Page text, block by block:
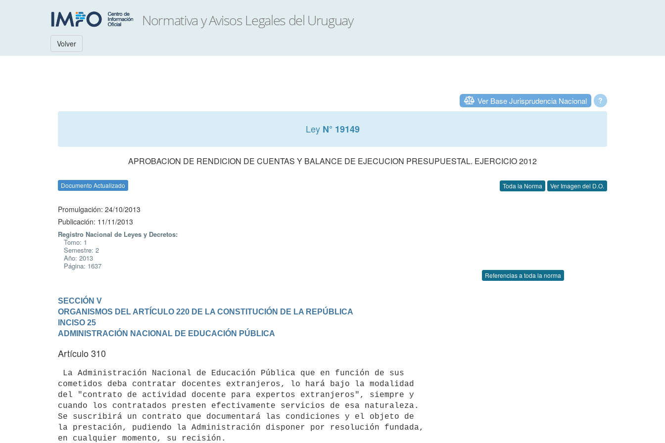
Volver
?
Ver Base Jurisprudencia Nacional
Ley N° 19149
APROBACION DE RENDICION DE CUENTAS Y BALANCE DE EJECUCION PRESUPUESTAL. EJERCICIO 2012
Documento Actualizado Toda la Norma Ver Imagen del D.O.
Promulgación: 24/10/2013
Publicación: 11/11/2013
Registro Nacional de Leyes y Decretos:
Tomo: 1
Semestre: 2
Año: 2013
Página: 1637
Referencias a toda la norma
SECCIÓN V
ORGANISMOS DEL ARTÍCULO 220 DE LA CONSTITUCIÓN DE LA REPÚBLICA
INCISO 25
ADMINISTRACIÓN NACIONAL DE EDUCACIÓN PÚBLICA
Artículo 310
cometidos deba contratar docentes extranjeros, lo hará bajo la modalidad
del "contrato de actividad docente para expertos extranjeros", siempre y
cuando los contratados presten efectivamente servicios de esa naturaleza.
Se suscribirá un contrato que documentará las condiciones y el objeto de
la prestación, pudiendo la Administración disponer por resolución fundada,
en cualquier momento, su recisión.